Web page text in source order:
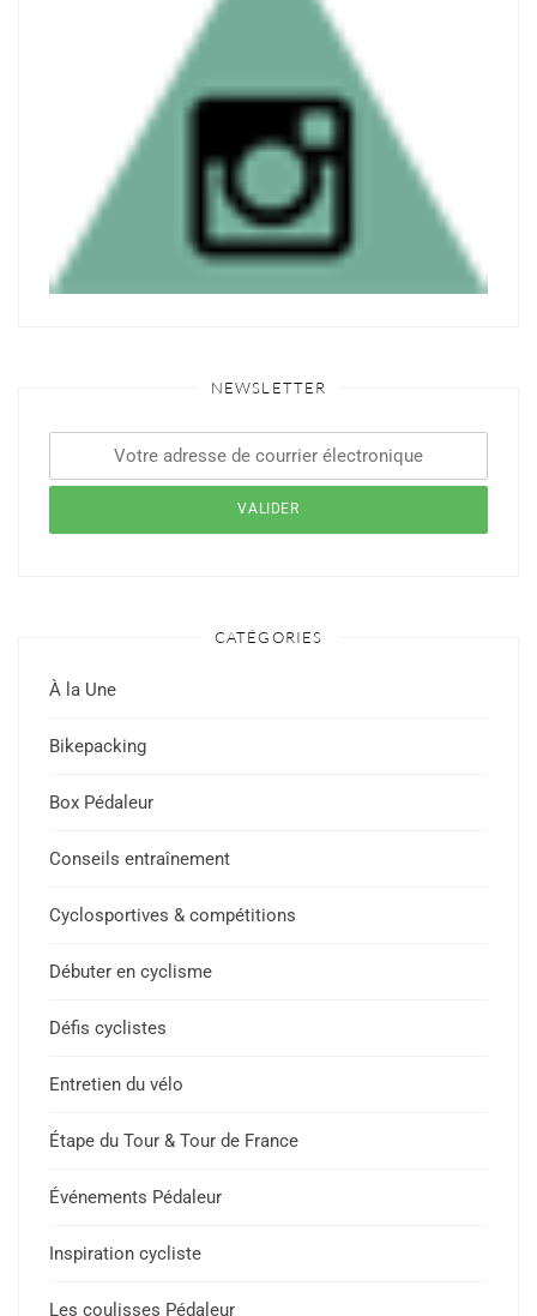
NEWSLETTER
CATÉGORIES
À la Une
Bikepacking
Box Pédaleur
Conseils entraînement
Cyclosportives & compétitions
Débuter en cyclisme
Défis cyclistes
Entretien du vélo
Étape du Tour & Tour de France
Événements Pédaleur
Inspiration cycliste
Les coulisses Pédaleur